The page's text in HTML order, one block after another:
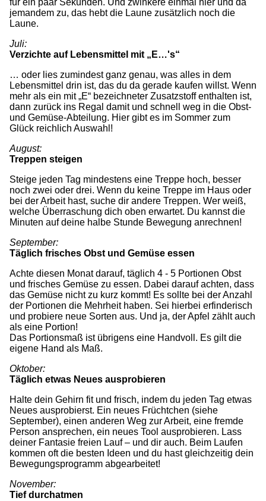
für ein paar Sekunden. Und zwinkere einmal hier und da
jemandem zu, das hebt die Laune zusätzlich noch die
Laune.
Juli:
Verzichte auf Lebensmittel mit „E…'s“
… oder lies zumindest ganz genau, was alles in dem
Lebensmittel drin ist, das du da gerade kaufen willst. Wenn
mehr als ein mit „E“ bezeichneter Zusatzstoff enthalten ist,
dann zurück ins Regal damit und schnell weg in die Obst-
und Gemüse-Abteilung. Hier gibt es im Sommer zum
Glück reichlich Auswahl!
August:
Treppen steigen
Steige jeden Tag mindestens eine Treppe hoch, besser
noch zwei oder drei. Wenn du keine Treppe im Haus oder
bei der Arbeit hast, suche dir andere Treppen. Wer weiß,
welche Überraschung dich oben erwartet. Du kannst die
Minuten auf deine halbe Stunde Bewegung anrechnen!
September:
Täglich frisches Obst und Gemüse essen
Achte diesen Monat darauf, täglich 4 - 5 Portionen Obst
und frisches Gemüse zu essen. Dabei darauf achten, dass
das Gemüse nicht zu kurz kommt! Es sollte bei der Anzahl
der Portionen die Mehrheit haben. Sei hierbei erfinderisch
und probiere neue Sorten aus. Und ja, der Apfel zählt auch
als eine Portion!
Das Portionsmaß ist übrigens eine Handvoll. Es gilt die
eigene Hand als Maß.
Oktober:
Täglich etwas Neues ausprobieren
Halte dein Gehirn fit und frisch, indem du jeden Tag etwas
Neues ausprobierst. Ein neues Früchtchen (siehe
September), einen anderen Weg zur Arbeit, eine fremde
Person ansprechen, ein neues Tool ausprobieren. Lass
deiner Fantasie freien Lauf – und dir auch. Beim Laufen
kommen oft die besten Ideen und du hast gleichzeitig dein
Bewegungsprogramm abgearbeitet!
November:
Tief durchatmen